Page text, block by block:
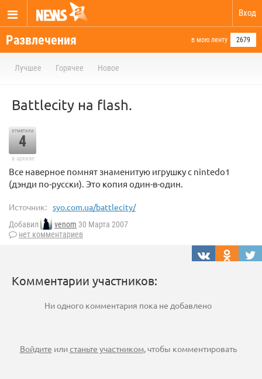
Вход
Развлечения в мою ленту 2679
Лучшее Горячее Новое
Battlecity на flash.
отметили
4
в архиве
Все наверное помнят знаменитую игрушку с nintedo1
(дэнди по-русски). Это копия один-в-один.
Источник: syo.com.ua/battlecity/
Добавил venom 30 Марта 2007
нет комментариев
Комментарии участников:
Ни одного комментария пока не добавлено
Войдите илистаньте участником, чтобы комментировать